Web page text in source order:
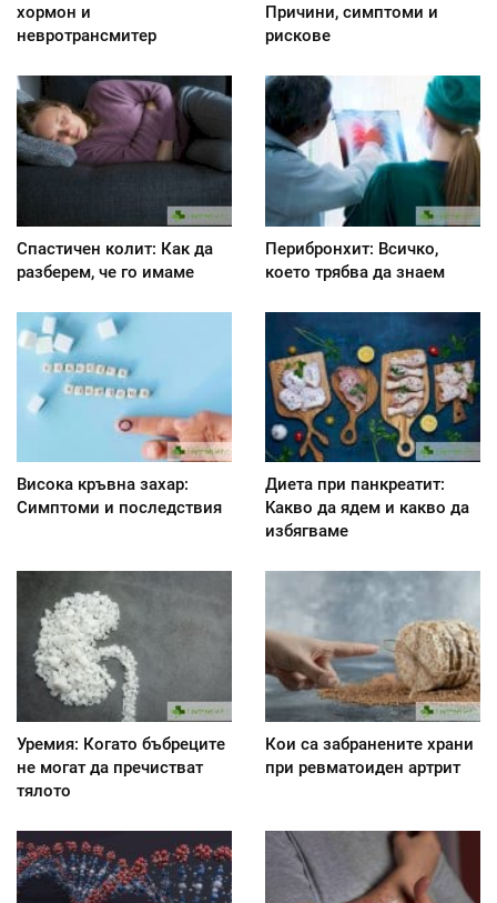
хормон и
невротрансмитер
Причини, симптоми и
рискове
Спастичен колит: Как да
разберем, че го имаме
Перибронхит: Всичко,
което трябва да знаем
Висока кръвна захар:
Симптоми и последствия
Диета при панкреатит:
Kакво да ядем и какво да
избягваме
Уремия: Когато бъбреците
не могат да пречистват
тялото
Кои са забранените храни
при ревматоиден артрит